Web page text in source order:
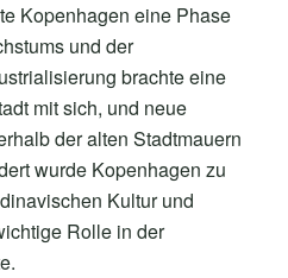
Kopenhagen eine Phase
und der
brachte eine
mit sich, und neue
der alten Stadtmauern
wurde Kopenhagen zu
Kultur und
Rolle in der